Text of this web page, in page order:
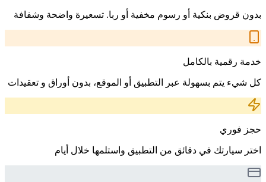
بدون قروض بنكية أو رسوم مخفية أو ربا. تسعيرة واضحة وشفافة
خدمة رقمية بالكامل
كل شيء يتم بسهولة عبر التطبيق أو الموقع، بدون أوراق و تعقيدات
حجز فوري
اختر سيارتك في دقائق من التطبيق واستلمها خلال أيام